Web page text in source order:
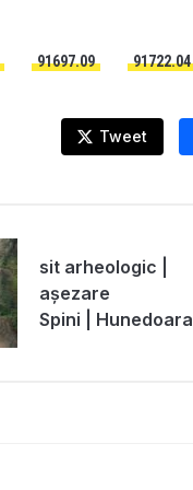
91697.09 91722.04
Tweet
sit arheologic |
așezare
Spini | Hunedoara